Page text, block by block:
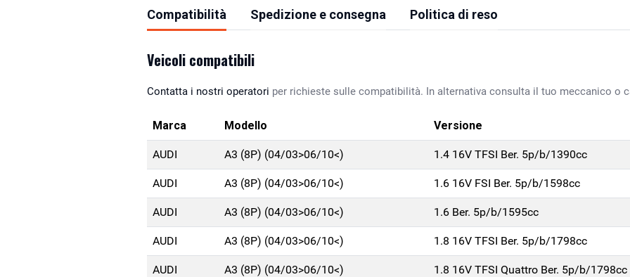
Compatibilità Spedizione e consegna Politica di reso
Veicoli compatibili
Contatta i nostri operatori per richieste sulle compatibilità. In alternativa consulta il tuo meccanico o
Marca Modello Versione
AUDI A3 (8P) (04/03>06/10<) 1.4 16V TFSI Ber. 5p/b/1390cc
AUDI A3 (8P) (04/03>06/10<) 1.6 16V FSI Ber. 5p/b/1598cc
AUDI A3 (8P) (04/03>06/10<) 1.6 Ber. 5p/b/1595cc
AUDI A3 (8P) (04/03>06/10<) 1.8 16V TFSI Ber. 5p/b/1798cc
AUDI A3 (8P) (04/03>06/10<) 1.8 16V TFSI Quattro Ber. 5p/b/1798cc